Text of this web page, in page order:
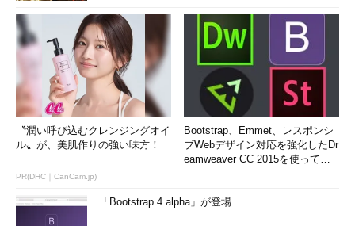
〝潤い呼び込むクレンジングオイ
ル〟が、美肌作りの強い味方！
PR(DHC｜CanCam.jp)
Bootstrap、Emmet、レスポンシ
ブWebデザイン対応を強化したDr
eamweaver CC 2015を使って
「Bootstrap 4 alpha」が登場